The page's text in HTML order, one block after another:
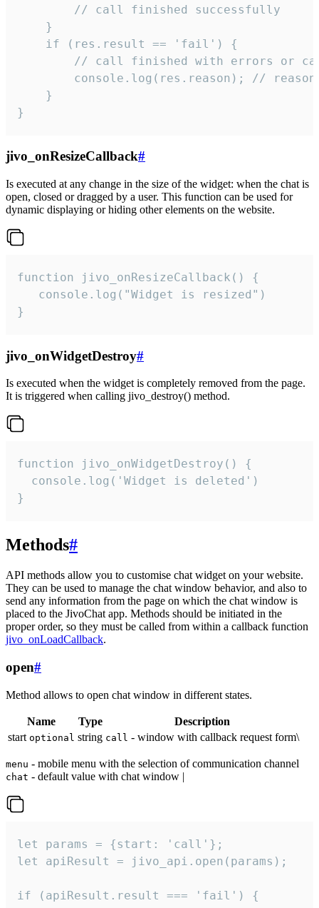
        // call finished successfully
    }
    if (res.result == 'fail') {
// call finished with errors or
console.log(res.reason); //
    }
}
jivo_onResizeCallback#
Is executed at any change in the size of the widget: when the chat is
open, closed or dragged by a user. This function can be used for
dynamic displaying or hiding other elements on the website.
function jivo_onResizeCallback() {
   console.log("Widget is resized")
}
jivo_onWidgetDestroy#
Is executed when the widget is completely removed from the page.
It is triggered when calling jivo_destroy() method.
function jivo_onWidgetDestroy() {
  console.log('Widget is deleted')
}
Methods#
API methods allow you to customise chat widget on your website.
They can be used to manage the chat window behavior, and also to
send any information from the page on which the chat window is
placed to the JivoChat app. Methods should be initiated in the
proper order, so they must be called from within a callback function
jivo_onLoadCallback.
open#
Method allows to open chat window in different states.
Name Type
Description
start optional string call - window with callback request form\
menu - mobile menu with the selection of communication channel
chat - default value with chat window |
let params = {start: 'call'};
let apiResult = jivo_api.open(params);
if (apiResult.result === 'fail') {